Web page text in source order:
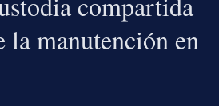
la manutención en